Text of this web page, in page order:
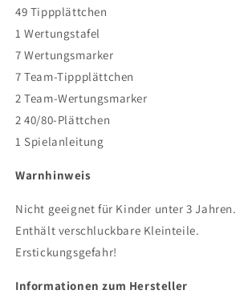
49 Tippplättchen
1 Wertungstafel
7 Wertungsmarker
7 Team-Tippplättchen
2 Team-Wertungsmarker
2 40/80-Plättchen
1 Spielanleitung
Warnhinweis
Nicht geeignet für Kinder unter 3 Jahren.
Enthält verschluckbare Kleinteile.
Erstickungsgefahr!
Informationen zum Hersteller